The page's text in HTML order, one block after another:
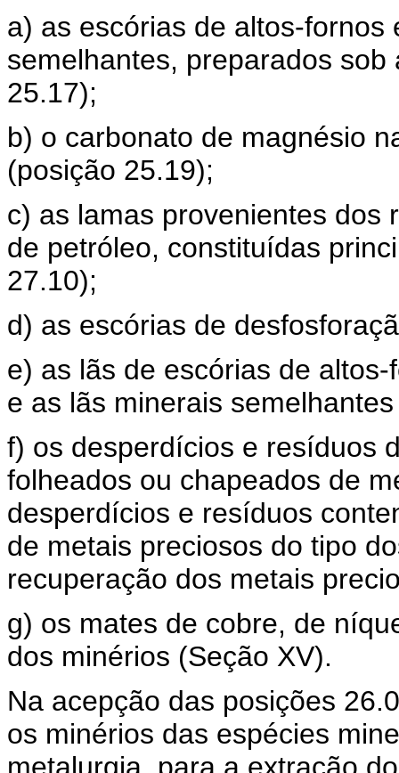
a) as escórias de altos-
semelhantes, preparados
25.17);
b) o carbonato de magnésio
(posição 25.19);
c) as lamas provenientes dos
de petróleo, constituídas
27.10);
d) as escórias de
e) as lãs de escórias de
e as lãs minerais
f) os desperdícios e resíduos
folheados ou chapeados de
desperdícios e resíduos
de metais preciosos do tipo
recuperação dos metais
g) os mates de cobre, de
dos minérios (Seção XV).
Na acepção das posições
os minérios das espécies